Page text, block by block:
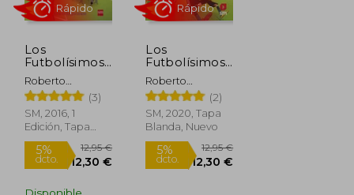
5% 12,95 €
Rápido
5% 5,50 €
Rápido
Los
Futbolísimos
10. El Misterio
del Tesoro
Pirata
Roberto
Santiago
(3)
SM, 2016, 1
Edición, Tapa
Blanda, Nuevo
Los
Futbolísimos
17: El Misterio
de las Botas
Mágicas
Roberto
Santiago
(2)
SM, 2020, Tapa
Blanda, Nuevo